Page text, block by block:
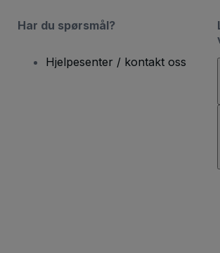
Har du spørsmål?
Hjelpesenter / kontakt oss